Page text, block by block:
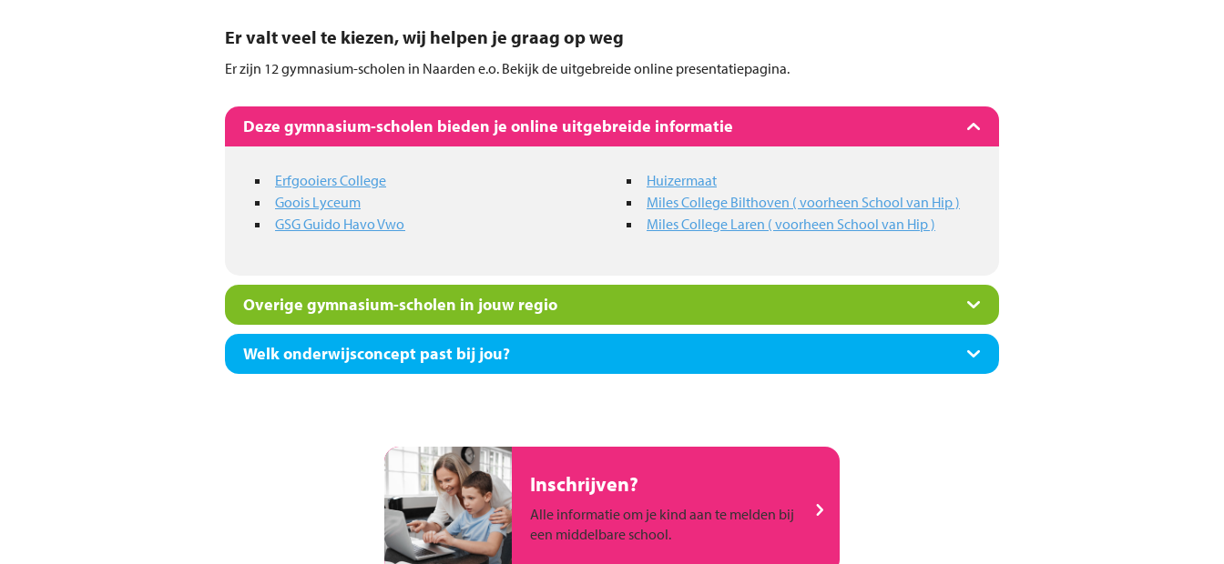
Er valt veel te kiezen, wij helpen je graag op weg
Er zijn 12 gymnasium-scholen in Naarden e.o. Bekijk de uitgebreide online presentatiepagina.
Deze gymnasium-scholen bieden je online uitgebreide informatie
Erfgooiers College
Goois Lyceum
GSG Guido Havo Vwo
Huizermaat
Miles College Bilthoven ( voorheen School van Hip )
Miles College Laren ( voorheen School van Hip )
Overige gymnasium-scholen in jouw regio
Welk onderwijsconcept past bij jou?
Inschrijven?
Alle informatie om je kind aan te melden bij
een middelbare school.